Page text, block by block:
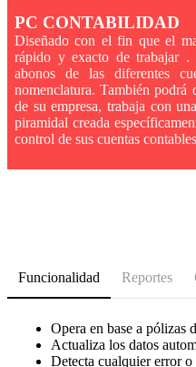
PC CONTABILIDAD
Diseñado con el fin que el
rápido y exacto de trabajar .
abonos de las diferentes
nomenclatura. También podrá
de su empresa, trabaja con
piramidal creada
control de sus cuentas
Funcionalidad Reportes
Opera en base a pólizas
Actualiza los datos
Detecta cualquier error